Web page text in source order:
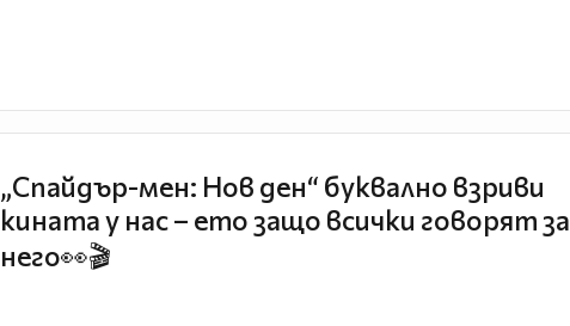
„Спайдър-мен: Нов ден“ буквално взриви
кината у нас – ето защо всички говорят за
него👀🎬